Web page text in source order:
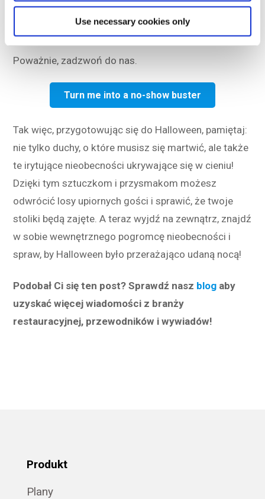
Use necessary cookies only
Poważnie, zadzwoń do nas.
Turn me into a no-show buster
Tak więc, przygotowując się do Halloween, pamiętaj:
nie tylko duchy, o które musisz się martwić, ale także
te irytujące nieobecności ukrywające się w cieniu!
Dzięki tym sztuczkom i przysmakom możesz
odwrócić losy upiornych gości i sprawić, że twoje
stoliki będą zajęte. A teraz wyjdź na zewnątrz, znajdź
w sobie wewnętrznego pogromcę nieobecności i
spraw, by Halloween było przerażająco udaną nocą!
Podobał Ci się ten post? Sprawdź nasz blog aby
uzyskać więcej wiadomości z branży
restauracyjnej, przewodników i wywiadów!
Produkt
Plany